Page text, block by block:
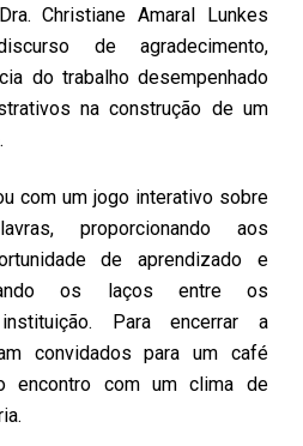
Christiane Amaral Lunkes
de agradecimento,
do trabalho desempenhado
na construção de um
com um jogo interativo sobre
proporcionando aos
de aprendizado e
os laços entre os
Para encerrar a
convidados para um café
encontro com um clima de